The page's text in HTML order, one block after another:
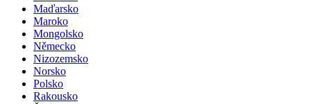
Maďarsko
Maroko
Mongolsko
Německo
Nizozemsko
Norsko
Polsko
Rakousko